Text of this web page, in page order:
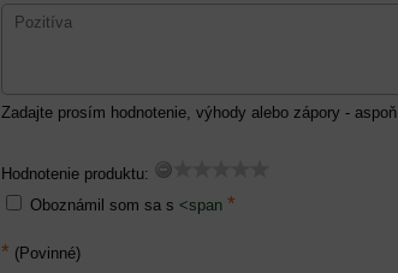
Zadajte prosím hodnotenie, výhody alebo zápory -
Hodnotenie produktu:
Oboznámil som sa s <span *
* (Povinné)